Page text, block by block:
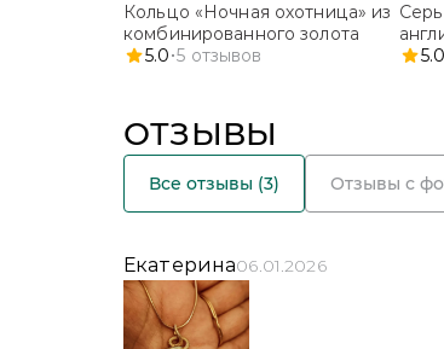
Кольцо «Ночная охотница» из
комбинированного золота
5.0 5 отзывов 5.0
ОТЗЫВЫ
Все отзывы (3) Отзывы с
Екатерина06.01.2026